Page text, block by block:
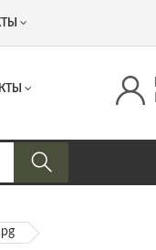
537 17 16